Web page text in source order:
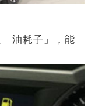
油耗子」，能